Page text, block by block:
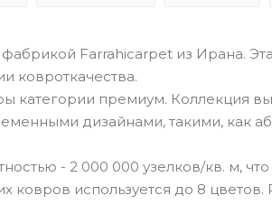
Farrahicarpet из Ирана.
ковроткачества.
категории премиум. Коллекция
дизайнами, такими, как
- 2 000 000 узелков/кв. м,
ковров используется до 8